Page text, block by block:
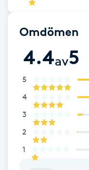
Coachning
Color correction
Cryoterapi
Damklippning
Dermapen
Diamantslipning
Omdömen
4.4av5
5
4
3
2
1